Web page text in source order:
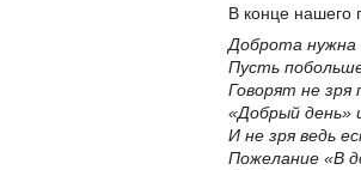
В конце нашего
Доброта нужна
Пусть
Говорят не зря
«Добрый день»
И не зря ведь
Пожелание «В